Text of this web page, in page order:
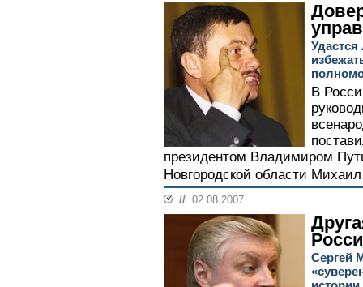
Удастся
В
президентом Владимиром
Новгородской области
// 02.08.2007
Сергей